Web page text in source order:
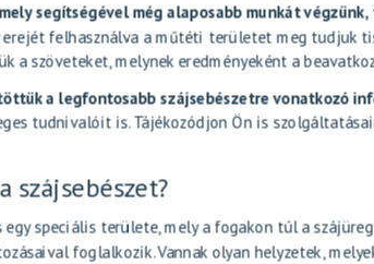
segítségével még alaposabb munkát
erejét felhasználva a műtéti területet meg tudjuk
szöveteket, melynek eredményeként a
a legfontosabb szájsebészetre vonatkozó
tudnivalóit is. Tájékozódjon Ön is
szájsebészet?
speciális területe, mely a fogakon túl a
foglalkozik. Vannak olyan helyzetek,